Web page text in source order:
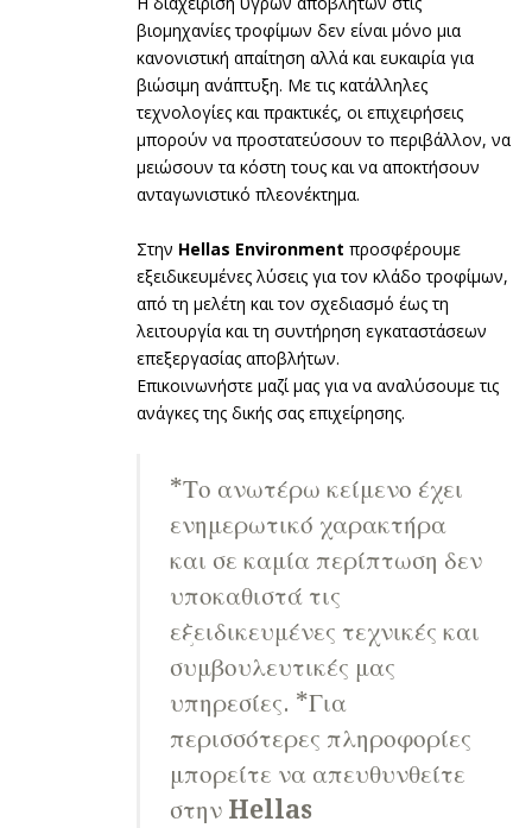
βιομηχανίες τροφίμων δεν είναι μόνο μια
κανονιστική απαίτηση αλλά και ευκαιρία για
βιώσιμη ανάπτυξη. Με τις κατάλληλες
τεχνολογίες και πρακτικές, οι επιχειρήσεις
μπορούν να προστατεύσουν το περιβάλλον, να
μειώσουν τα κόστη τους και να αποκτήσουν
ανταγωνιστικό πλεονέκτημα.
Στην Hellas Environment προσφέρουμε
εξειδικευμένες λύσεις για τον κλάδο τροφίμων,
από τη μελέτη και τον σχεδιασμό έως τη
λειτουργία και τη συντήρηση εγκαταστάσεων
επεξεργασίας αποβλήτων.
Επικοινωνήστε μαζί μας για να αναλύσουμε τις
ανάγκες της δικής σας επιχείρησης.
*Το ανωτέρω κείμενο έχει
ενημερωτικό χαρακτήρα
και σε καμία περίπτωση δεν
υποκαθιστά τις
εξειδικευμένες τεχνικές και
συμβουλευτικές μας
υπηρεσίες. *Για
περισσότερες πληροφορίες
μπορείτε να απευθυνθείτε
στην Hellas